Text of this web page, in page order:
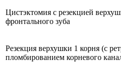
Цистэктомия с резекцией
фронтального зуба
Резекция верхушки 1 корня (с
пломбированием корневого